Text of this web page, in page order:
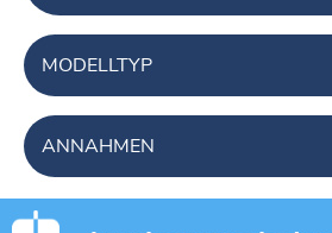
MODELLTYP
ANNAHMEN